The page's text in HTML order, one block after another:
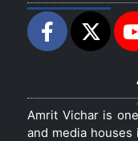
Amrit Vichar is
and media houses